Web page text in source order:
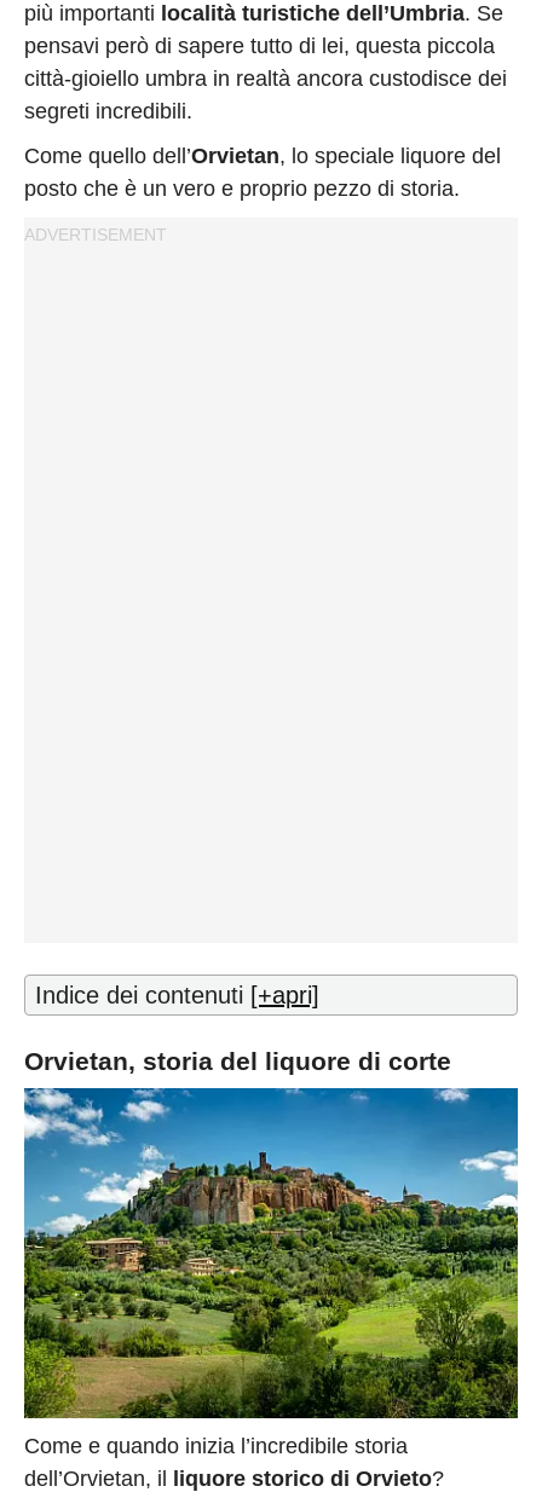
più importanti località turistiche dell’Umbria. Se
pensavi però di sapere tutto di lei, questa piccola
città-gioiello umbra in realtà ancora custodisce dei
segreti incredibili.
Come quello dell’Orvietan, lo speciale liquore del
posto che è un vero e proprio pezzo di storia.
Indice dei contenuti [+apri]
Orvietan, storia del liquore di corte
Come e quando inizia l’incredibile storia
dell’Orvietan, il liquore storico di Orvieto?